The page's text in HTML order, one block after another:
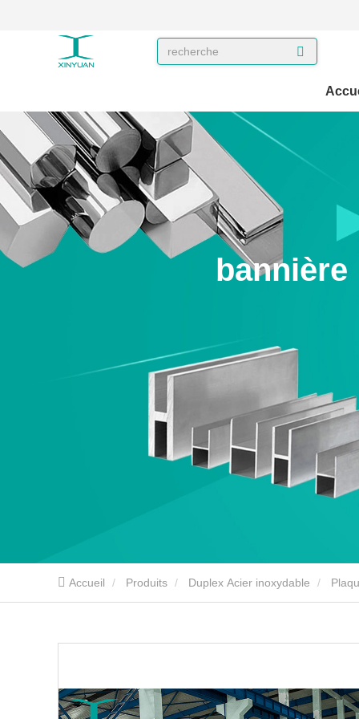
bannière
Accueil Produits Duplex Acier inoxydable